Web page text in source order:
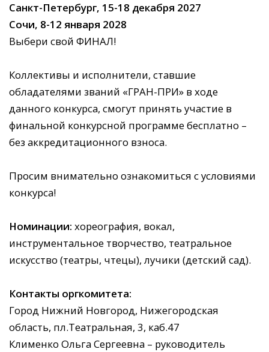
Санкт-Петербург, 15-18 декабря 2027
Сочи, 8-12 января 2028
Выбери свой ФИНАЛ!
Коллективы и исполнители, ставшие
обладателями званий «ГРАН-ПРИ» в ходе
данного конкурса, смогут принять участие в
финальной конкурсной программе бесплатно –
без аккредитационного взноса.
Просим внимательно ознакомиться с условиями
конкурса!
Номинации: хореография, вокал,
инструментальное творчество, театральное
искусство (театры, чтецы), лучики (детский сад).
Контакты оргкомитета:
Город Нижний Новгород, Нижегородская
область, пл.Театральная, 3, каб.47
Клименко Ольга Сергеевна – руководитель